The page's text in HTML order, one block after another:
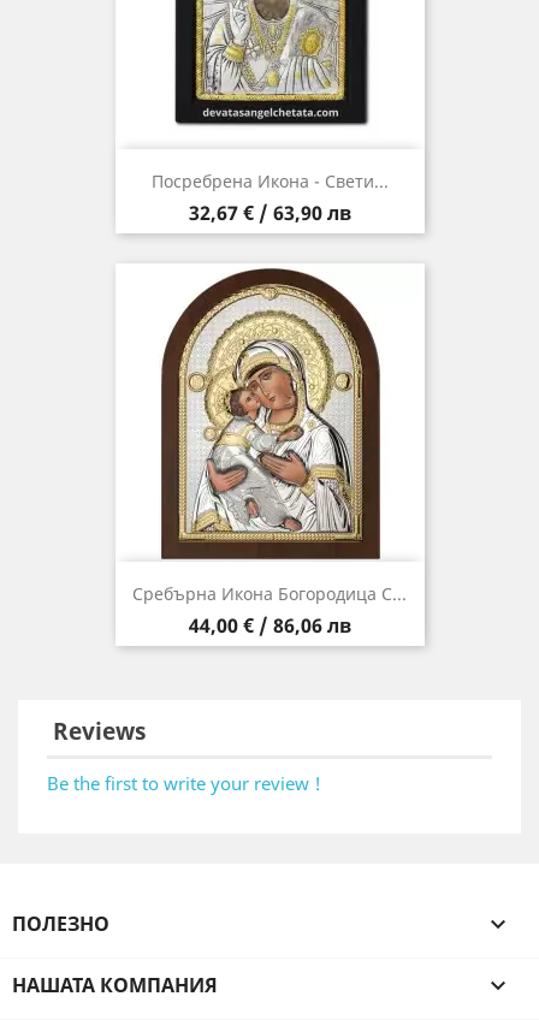
Посребрена Икона - Свети...
Цена
32,67 € / 63,90 лв
Сребърна Икона Богородица С...
Цена
44,00 € / 86,06 лв
Reviews
Be the first to write your review !
ПОЛЕЗНО 
НАШАТА КОМПАНИЯ 